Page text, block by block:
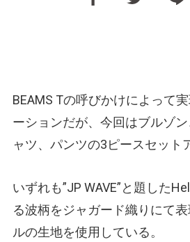
BEAMS Tの呼びかけによって
ーションだが、今回はブルゾ
ャツ、パンツの3ピースセット
いずれも”JP WAVE”と題した
る波柄をジャガード織りにて
ルの生地を使用している。